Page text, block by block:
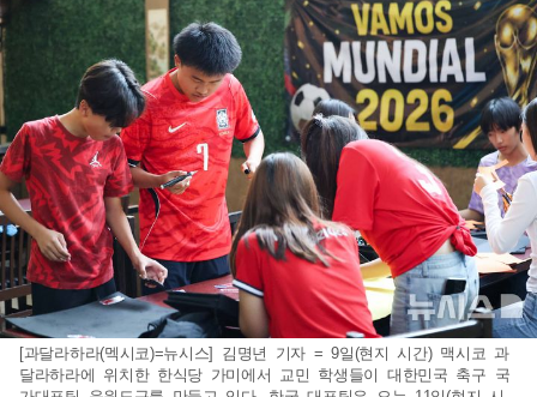
[과달라하라(멕시코)=뉴시스] 김명년 기자 = 9일(현지 시간) 맥시코 과
달라하라에 위치한 한식당 가미에서 교민 학생들이 대한민국 축구 국